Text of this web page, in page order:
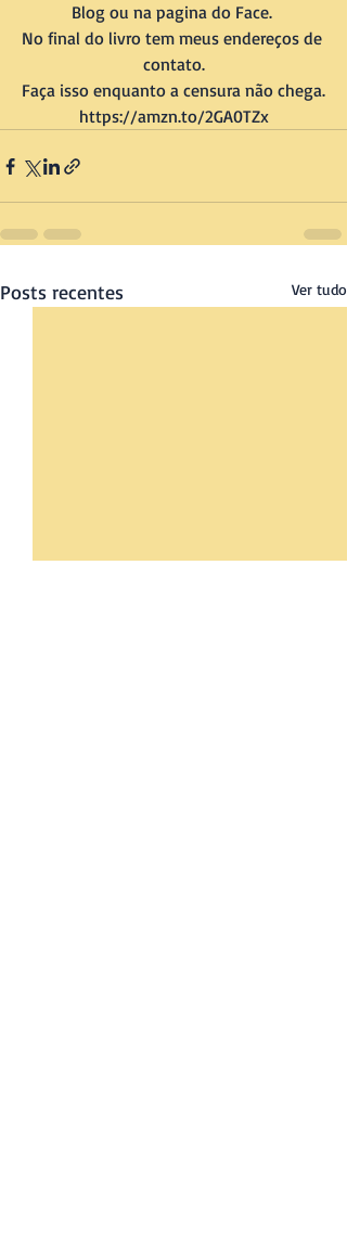
Blog ou na pagina do Face.
No final do livro tem meus endereços de
contato.
Faça isso enquanto a censura não chega.
https://amzn.to/2GA0TZx
Posts recentes Ver tudo